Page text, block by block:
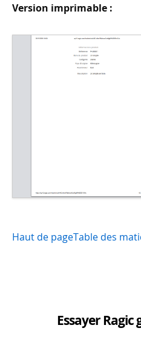
Version imprimable :
Haut de pageTable des
Essayer